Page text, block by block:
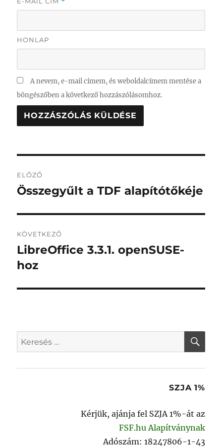
HONLAP
A nevem, e-mail címem, és weboldalcímem mentése a
böngészőben a következő hozzászólásomhoz.
navigáció
ELŐZŐ
Korábbi
Összegyűlt a TDF alapítótőkéje
KÖVETKEZŐ
Következő
bejegyzés:
LibreOffice 3.3.1. openSUSE-
hoz
Keresés
a
SZJA 1%
Kérjük, ajánja fel SZJA 1%-át az
FSF.hu Alapítványnak
Adószám: 18247806-1-43